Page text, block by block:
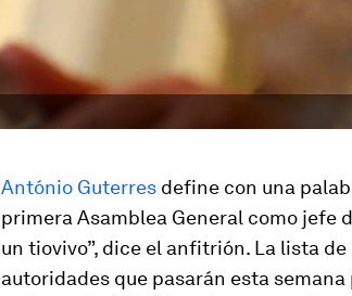
António Guterres define con una
primera Asamblea General como jefe
un tiovivo”, dice el anfitrión. La lista
autoridades que pasarán esta